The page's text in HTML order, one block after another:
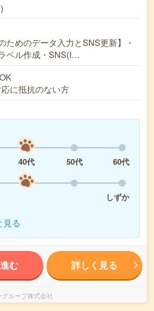
ためのデータ入力とSNS更新】・
ベル作成・SNS(I…
に抵抗のない方
40代 50代
60代
しずか
見る
む 詳しく見る
グループ株式会社